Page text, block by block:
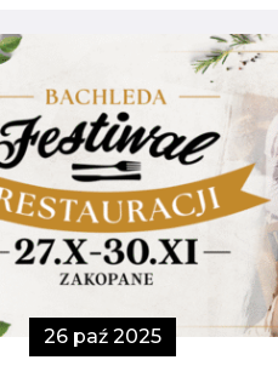
26 paź 2025